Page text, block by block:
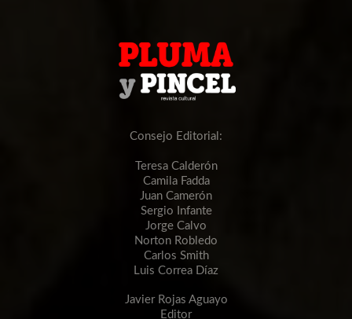
Consejo Editorial:
Teresa Calderón
Camila Fadda
Juan Camerón
Sergio Infante
Jorge Calvo
Norton Robledo
Carlos Smith
Luis Correa Díaz
Javier Rojas Aguayo
Editor